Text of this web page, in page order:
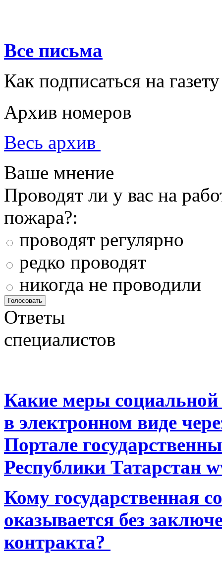
Все письма
Как подписаться на газету
Архив номеров
Весь архив
Ваше мнение
Проводят ли у вас на
пожара?:
проводят регулярно
редко проводят
никогда не проводили
Ответы
специалистов
Какие меры
в электронном виде
Портале
Республики Татарстан
Кому государственная
оказывается без
контракта?